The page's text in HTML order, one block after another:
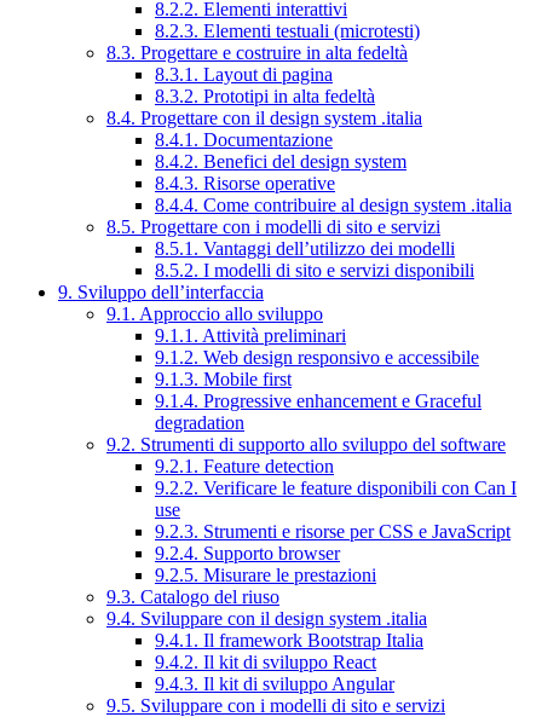
8.2.2. Elementi interattivi
8.2.3. Elementi testuali (microtesti)
8.3. Progettare e costruire in alta fedeltà
8.3.1. Layout di pagina
8.3.2. Prototipi in alta fedeltà
8.4. Progettare con il design system .italia
8.4.1. Documentazione
8.4.2. Benefici del design system
8.4.3. Risorse operative
8.4.4. Come contribuire al design system .italia
8.5. Progettare con i modelli di sito e servizi
8.5.1. Vantaggi dell’utilizzo dei modelli
8.5.2. I modelli di sito e servizi disponibili
9. Sviluppo dell’interfaccia
9.1. Approccio allo sviluppo
9.1.1. Attività preliminari
9.1.2. Web design responsivo e accessibile
9.1.3. Mobile first
9.1.4. Progressive enhancement e Graceful
degradation
9.2. Strumenti di supporto allo sviluppo del software
9.2.1. Feature detection
9.2.2. Verificare le feature disponibili con Can I
use
9.2.3. Strumenti e risorse per CSS e JavaScript
9.2.4. Supporto browser
9.2.5. Misurare le prestazioni
9.3. Catalogo del riuso
9.4. Sviluppare con il design system .italia
9.4.1. Il framework Bootstrap Italia
9.4.2. Il kit di sviluppo React
9.4.3. Il kit di sviluppo Angular
9.5. Sviluppare con i modelli di sito e servizi